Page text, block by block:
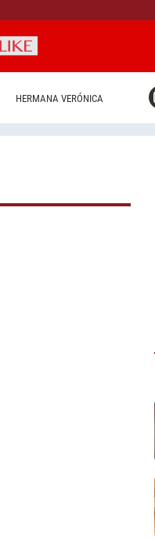
HERMANA VERÓNICA